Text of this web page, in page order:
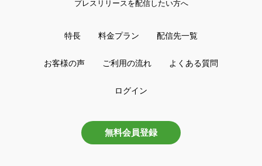
プレスリリースを配信したい方へ
特長 料金プラン 配信先一覧
お客様の声 ご利用の流れ よくある質問
ログイン
無料会員登録